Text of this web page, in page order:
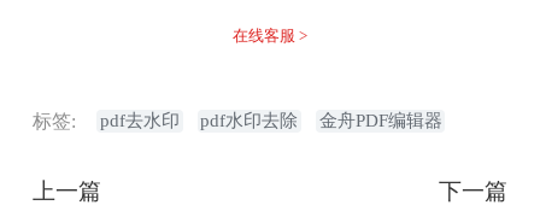
在线客服 >
标签: pdf去水印 pdf水印去除 金舟PDF编辑器
上一篇 下一篇